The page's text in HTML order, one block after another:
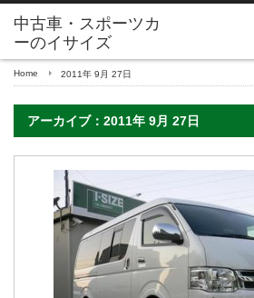
Home 2011年 9月 27日
アーカイブ：2011年 9月 27日